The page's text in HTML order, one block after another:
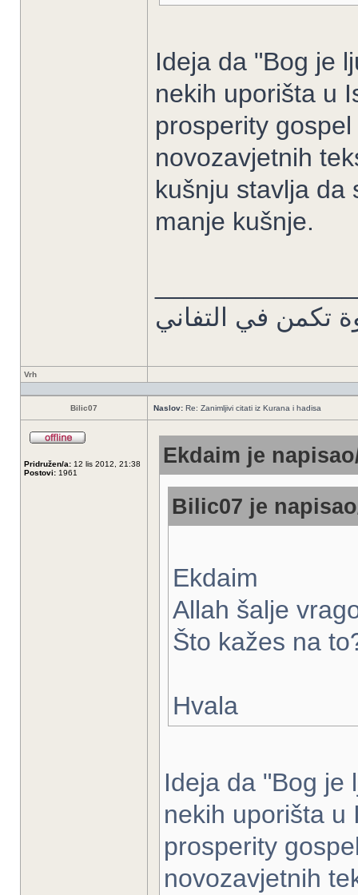
Ideja da "Bog je
nekih uporišta u
prosperity
novozavjetnih
kušnju stavlja da
manje kušnje.
تكمن في التفاني
Vrh
Bilic07 Naslov: Re: Zanimljivi citati iz Kurana i hadisa
Pridružen/a: 12 lis 2012, 21:38
Postovi: 1961
Ekdaim je
Bilic07 je
Ekdaim
Allah šalje
Što kažes na
Hvala
Ideja da "Bog je
nekih uporišta u
prosperity
novozavjetnih